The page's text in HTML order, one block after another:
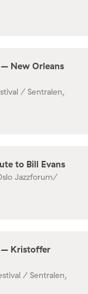
– New Orleans
/ Sentralen,
to Bill Evans
Jazzforum/
– Kristoffer
/ Sentralen,